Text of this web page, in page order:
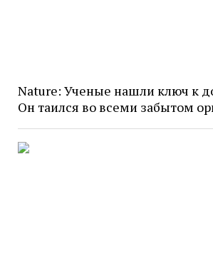
Nature: Ученые нашли ключ к
Он таился во всеми забытом